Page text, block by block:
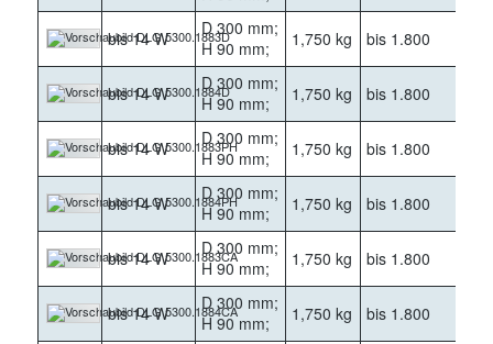
bis 14 W
D 300 mm;
H 90 mm;
1,750 kg bis 1.800
bis 14 W
D 300 mm;
H 90 mm;
1,750 kg bis 1.800
bis 14 W
D 300 mm;
H 90 mm;
1,750 kg bis 1.800
bis 14 W
D 300 mm;
H 90 mm;
1,750 kg bis 1.800
bis 14 W
D 300 mm;
H 90 mm;
1,750 kg bis 1.800
bis 14 W
D 300 mm;
H 90 mm;
1,750 kg bis 1.800